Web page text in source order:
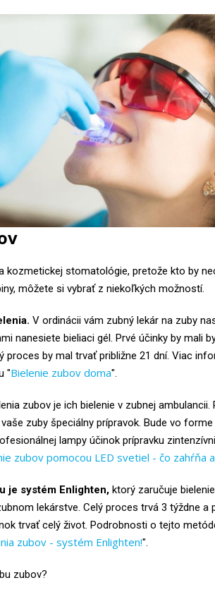
kozmetickej stomatológie, pretože kto by
môžete si vybrať z niekoľkých možností.
V ordinácii vám zubný lekár na zuby
nanesiete bieliaci gél. Prvé účinky by mali
proces by mal trvať približne 21 dní. Viac
"Bielenie zubov doma".
zubov je ich bielenie v zubnej ambulancii.
zuby špeciálny prípravok. Bude vo forme
lampy účinok prípravku
zubov pomocou LED svetiel - čo zahŕňa
je systém Enlighten, ktorý zaručuje
lekárstve. Celý proces trvá 3 týždne a
trvať celý život. Podrobnosti o tejto
zubov - systém Enlighten!".
zubov?